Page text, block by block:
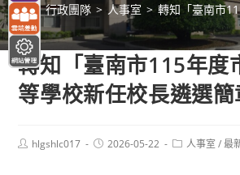
> 行政團隊 > 人事室 > 轉知「臺南市
轉知「臺南市115年度
等學校新任校長遴選
Posthlgshlc017
Post2026-05-22
Post人事室 / 最